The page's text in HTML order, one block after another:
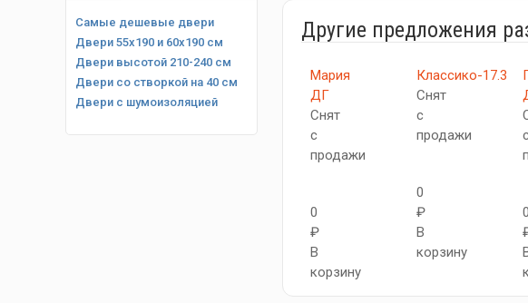
Самые дешевые двери
Двери 55х190 и 60х190 см
Двери высотой 210-240 см
Двери со створкой на 40 см
Двери с шумоизоляцией
Другие предложения
Мария
ДГ
Снят
с
продажи
0
₽
В
корзину
Классико-17.3
Снят
с
продажи
0
₽
В
корзину
с
0